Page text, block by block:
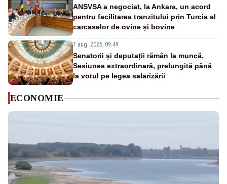
ANSVSA a negociat, la Ankara, un acord
pentru facilitarea tranzitului prin Turcia al
carcaselor de ovine și bovine
7 aug. 2026, 09:49
Senatorii și deputații rămân la muncă.
Sesiunea extraordinară, prelungită până
la votul pe legea salarizării
ECONOMIE